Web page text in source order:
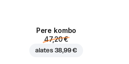
Pere kombo
47,20 €
alates 38,99 €